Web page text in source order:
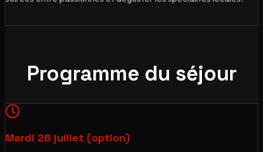
Programme du séjour
Mardi 28 juillet (option)